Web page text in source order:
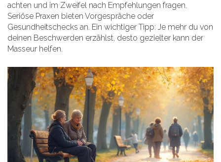
achten und im Zweifel nach Empfehlungen fragen.
Seriöse Praxen bieten Vorgespräche oder
Gesundheitschecks an. Ein wichtiger Tipp: Je mehr du von
deinen Beschwerden erzählst, desto gezielter kann der
Masseur helfen.